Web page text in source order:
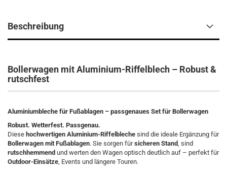
Beschreibung
Bollerwagen mit Aluminium-Riffelblech – Robust &
rutschfest
Aluminiumbleche für Fußablagen – passgenaues Set für Bollerwagen
Robust. Wetterfest. Passgenau.
Diese hochwertigen Aluminium-Riffelbleche sind die ideale Ergänzung für
Bollerwagen mit Fußablagen. Sie sorgen fürsicheren Stand, sind
rutschhemmend und werten den Wagen optisch deutlich auf – perfekt für
Outdoor-Einsätze, Events und längere Touren.